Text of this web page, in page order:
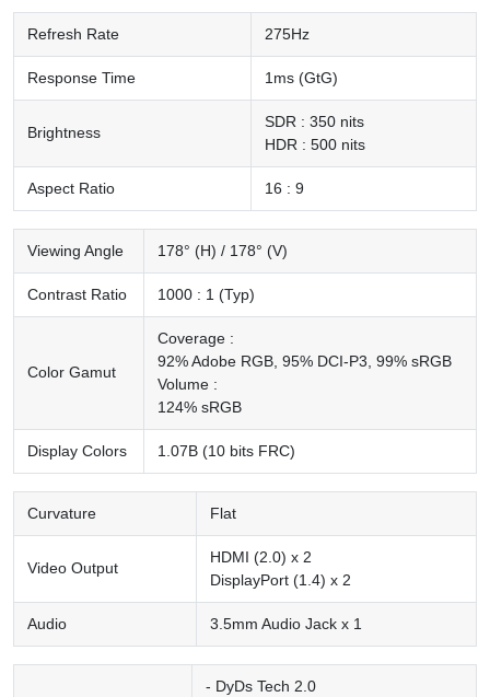
Refresh Rate 275Hz
Response Time 1ms (GtG)
Brightness
SDR : 350 nits
HDR : 500 nits
Aspect Ratio 16 : 9
Viewing Angle 178° (H) / 178° (V)
Contrast Ratio 1000 : 1 (Typ)
Color Gamut
Coverage :
92% Adobe RGB, 95% DCI-P3, 99% sRGB
Volume :
124% sRGB
Display Colors 1.07B (10 bits FRC)
Curvature Flat
Video Output
HDMI (2.0) x 2
DisplayPort (1.4) x 2
Audio 3.5mm Audio Jack x 1
- DyDs Tech 2.0